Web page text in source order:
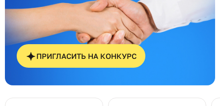
ПРИГЛАСИТЬ НА КОНКУРС